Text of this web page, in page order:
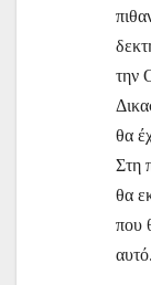
την
θα
Στη
θα
που
αυτό.